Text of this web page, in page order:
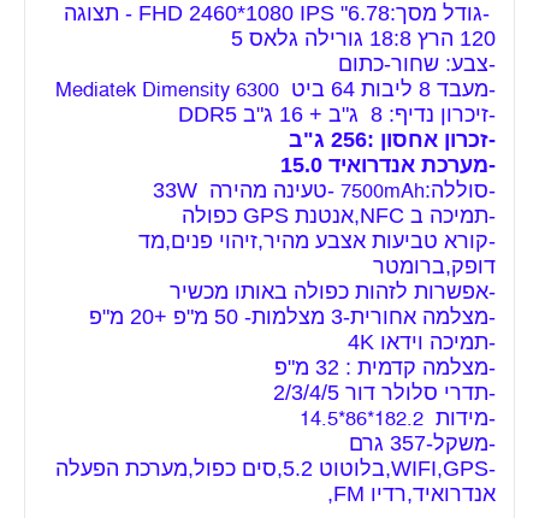
-גודל מסך:6.78" FHD 2460*1080 IPS - תצוגה
120 הרץ 18:8 גורילה גלאס 5
-צבע: שחור-כתום
-מעבד 8 ליבות 64 ביט
-זיכרון נדיף: 8 ג"ב + 16 ג"ב DDR5
-זכרון אחסון :256 ג"ב
-מערכת אנדרואיד 15.0
-סוללה:7500mAh -טעינה מהירה 33W
-תמיכה ב NFC,אנטנת GPS כפולה
-קורא טביעות אצבע מהיר,זיהוי פנים,מד
דופק,ברומטר
-אפשרות לזהות כפולה באותו מכשיר
-מצלמה אחורית-3 מצלמות- 50 מ"פ +20 מ"פ
-תמיכה וידאו 4K
-מצלמה קדמית : 32 מ"פ
-תדרי סלולר דור 2/3/4/5
-מידות
-משקל-357 גרם
-WIFI,GPS,בלוטוט 5.2,סים כפול,מערכת הפעלה
אנדרואיד,רדיו FM,